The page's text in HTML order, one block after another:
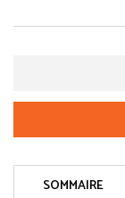
SOMMAIRE